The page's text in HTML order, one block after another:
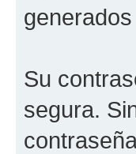
Su
segura.